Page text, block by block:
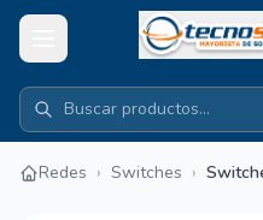
Redes › Switches ›